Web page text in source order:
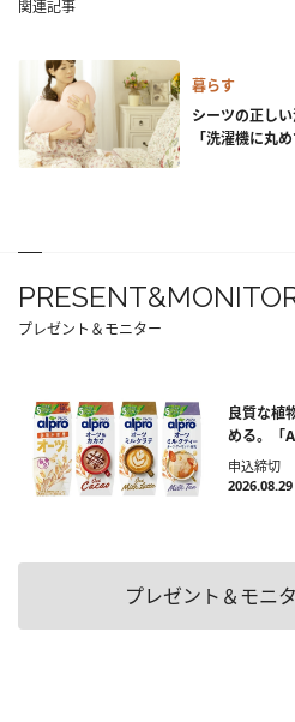
関連記事
暮らす
シーツの正し
「洗濯機に丸
プレゼント＆モニター
良質な植
める。「
申込締切
プレゼント＆モニ